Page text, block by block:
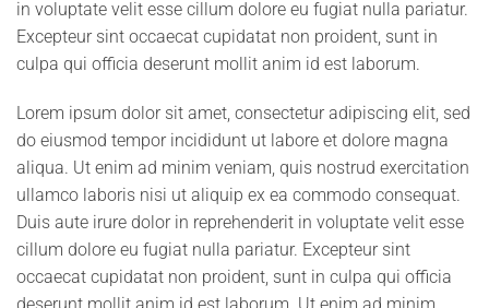
in voluptate velit esse cillum dolore eu fugiat nulla pariatur.
Excepteur sint occaecat cupidatat non proident, sunt in
culpa qui officia deserunt mollit anim id est laborum.
Lorem ipsum dolor sit amet, consectetur adipiscing elit, sed
do eiusmod tempor incididunt ut labore et dolore magna
aliqua. Ut enim ad minim veniam, quis nostrud exercitation
ullamco laboris nisi ut aliquip ex ea commodo consequat.
Duis aute irure dolor in reprehenderit in voluptate velit esse
cillum dolore eu fugiat nulla pariatur. Excepteur sint
occaecat cupidatat non proident, sunt in culpa qui officia